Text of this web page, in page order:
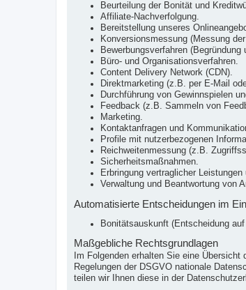
Beurteilung der Bonität und
Affiliate-Nachverfolgung.
Bereitstellung unseres
Konversionsmessung (Messung
Bewerbungsverfahren
Büro- und Organisationsverfahren.
Content Delivery Network (CDN).
Direktmarketing (z.B. per E-Mail
Durchführung von Gewinnspielen
Feedback (z.B. Sammeln von
Marketing.
Kontaktanfragen und
Profile mit nutzerbezogenen
Reichweitenmessung (z.B.
Sicherheitsmaßnahmen.
Erbringung vertraglicher
Verwaltung und Beantwortung von
Automatisierte Entscheidungen im
Bonitätsauskunft (Entscheidung
Maßgebliche Rechtsgrundlagen
Im Folgenden erhalten Sie eine
Regelungen der DSGVO nationale
teilen wir Ihnen diese in der